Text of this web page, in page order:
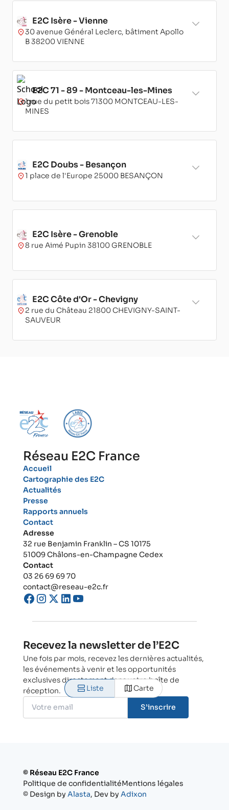
E2C Isère - Vienne
30 avenue Général Leclerc, bâtiment Apollo
B 38200 VIENNE
E2C 71 - 89 - Montceau-les-Mines
1 rue du petit bois 71300 MONTCEAU-LES-
MINES
E2C Doubs - Besançon
1 place de l'Europe 25000 BESANÇON
E2C Isère - Grenoble
8 rue Aimé Pupin 38100 GRENOBLE
E2C Côte d'Or - Chevigny
2 rue du Château 21800 CHEVIGNY-SAINT-
SAUVEUR
Liste Carte
Réseau E2C France
Accueil
Cartographie des E2C
Actualités
Presse
Rapports annuels
Contact
Adresse
32 rue Benjamin Franklin – CS 10175
51009 Châlons-en-Champagne Cedex
Contact
03 26 69 69 70
contact@reseau-e2c.fr
Recevez la newsletter de l’E2C
Une fois par mois, recevez les dernières actualités,
les événements à venir et les opportunités
exclusives directement dans votre boîte de
réception.
S’inscrire
© Réseau E2C France
Politique de confidentialitéMentions légales
© Design by Alasta, Dev by Adixon